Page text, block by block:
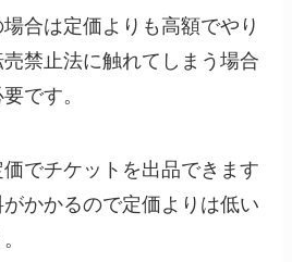
合は定価よりも高額でやり
禁止法に触れてしまう場合
です。
でチケットを出品できます
かかるので定価よりは低い